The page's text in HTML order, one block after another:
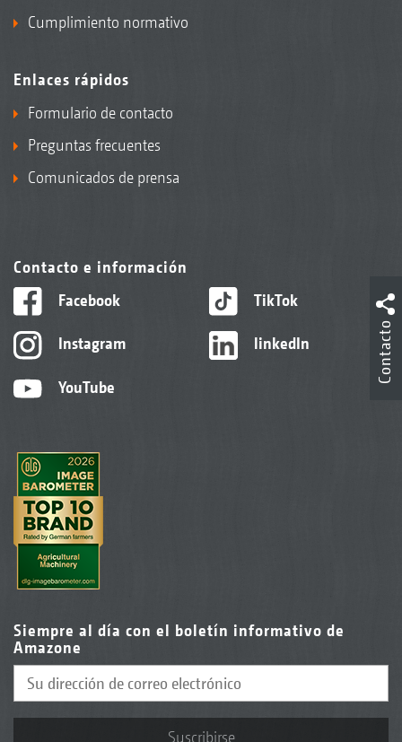
Cumplimiento normativo
Enlaces rápidos
Formulario de contacto
Preguntas frecuentes
Comunicados de prensa
Contacto e información
Facebook
Instagram
YouTube
TikTok
linkedIn
Siempre al día con el boletín informativo de
Amazone
Suscribirse
Contacto